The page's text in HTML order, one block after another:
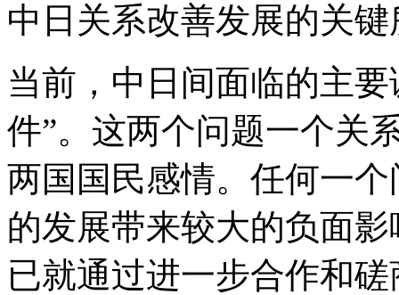
中日关系改善发展的关键
当前，中日间面临的主
件”。这两个问题一个关
两国国民感情。任何一
的发展带来较大的负面
已就通过进一步合作和